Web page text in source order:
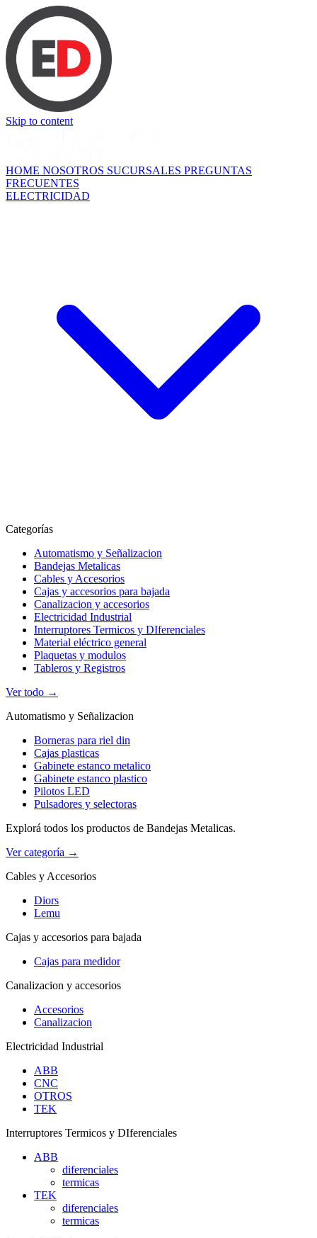
Skip to content
HOME NOSOTROS SUCURSALES PREGUNTAS
FRECUENTES
ELECTRICIDAD
Categorías
Automatismo y Señalizacion
Bandejas Metalicas
Cables y Accesorios
Cajas y accesorios para bajada
Canalizacion y accesorios
Electricidad Industrial
Interruptores Termicos y DIferenciales
Material eléctrico general
Plaquetas y modulos
Tableros y Registros
Ver todo →
Automatismo y Señalizacion
Borneras para riel din
Cajas plasticas
Gabinete estanco metalico
Gabinete estanco plastico
Pilotos LED
Pulsadores y selectoras
Explorá todos los productos de Bandejas Metalicas.
Ver categoría →
Cables y Accesorios
Diors
Lemu
Cajas y accesorios para bajada
Cajas para medidor
Canalizacion y accesorios
Accesorios
Canalizacion
Electricidad Industrial
ABB
CNC
OTROS
TEK
Interruptores Termicos y DIferenciales
ABB
diferenciales
termicas
TEK
diferenciales
termicas